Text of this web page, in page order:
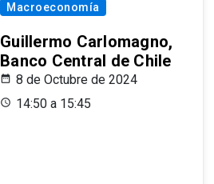
Macroeconomía
Guillermo Carlomagno,
Banco Central de Chile
8 de Octubre de 2024
14:50 a 15:45